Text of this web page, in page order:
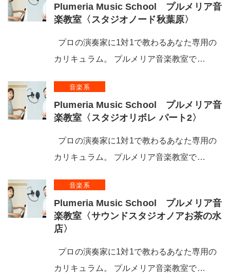
Plumeria Music School プルメリア音
楽教室〈スタジオノード秋葉原〉
プロの演奏家に1対1で教わるあなた専用の
カリキュラム。 プルメリア音楽教室で…
音楽系
Plumeria Music School プルメリア音
楽教室〈スタジオリボレ パート2〉
プロの演奏家に1対1で教わるあなた専用の
カリキュラム。 プルメリア音楽教室で…
音楽系
Plumeria Music School プルメリア音
楽教室〈サウンドスタジオノアお茶の水
店〉
プロの演奏家に1対1で教わるあなた専用の
カリキュラム。 プルメリア音楽教室で…